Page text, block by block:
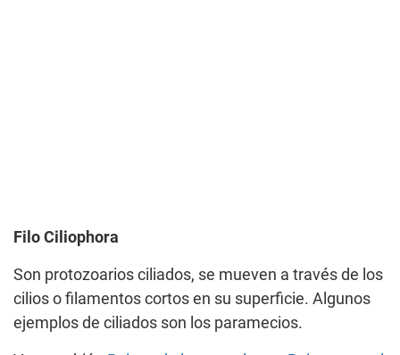
Filo Ciliophora
Son protozoarios ciliados, se mueven a través de los
cilios o filamentos cortos en su superficie. Algunos
ejemplos de ciliados son los paramecios.